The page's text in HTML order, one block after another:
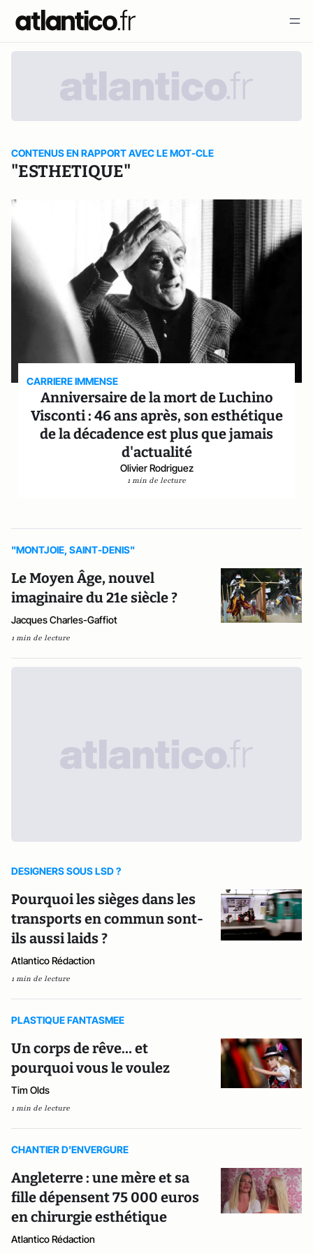
CONTENUS EN RAPPORT AVEC LE MOT-CLE
"ESTHETIQUE"
CARRIERE IMMENSE
Anniversaire de la mort de Luchino
Visconti : 46 ans après, son esthétique
de la décadence est plus que jamais
d'actualité
Olivier Rodriguez
1 min de lecture
"MONTJOIE, SAINT-DENIS"
Le Moyen Âge, nouvel
imaginaire du 21e siècle ?
Jacques Charles-Gaffiot
1 min de lecture
DESIGNERS SOUS LSD ?
Pourquoi les sièges dans les
transports en commun sont-
ils aussi laids ?
Atlantico Rédaction
1 min de lecture
PLASTIQUE FANTASMEE
Un corps de rêve… et
pourquoi vous le voulez
Tim Olds
1 min de lecture
CHANTIER D'ENVERGURE
Angleterre : une mère et sa
fille dépensent 75 000 euros
en chirurgie esthétique
Atlantico Rédaction